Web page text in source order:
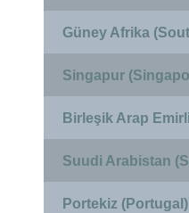
Güney Afrika
Singapur
Birleşik Arap
Suudi Arabistan
Portekiz (Portugal)